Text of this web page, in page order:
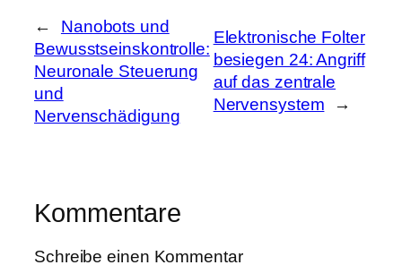
←
Nanobots und
Bewusstseinskontrolle:
Neuronale Steuerung
und
Nervenschädigung
Elektronische Folter
besiegen 24: Angriff
auf das zentrale
Nervensystem
→
Kommentare
Schreibe einen Kommentar